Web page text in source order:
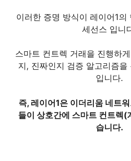
이러한 증명 방식이 레이어1의
세선스 입니
스마트 컨트렉 거래을 진행하
지, 진짜인지 검증 알고리즘을
입니다.
즉, 레이어1은 이더리움 네트
들이 상호간에 스마트 컨트렉(
습니다.